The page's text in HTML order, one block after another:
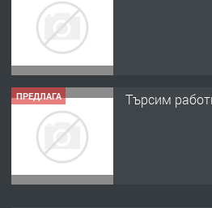
ПРЕДЛАГА Търсим